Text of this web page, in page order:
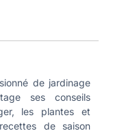
de jardinage
ses conseils
les plantes et
de saison